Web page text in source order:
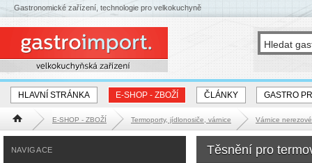
HLAVNÍ STRÁNKA E-SHOP - ZBOŽÍ ČLÁNKY GASTRO
Hlavní stránka E-SHOP - ZBOŽÍ Termoporty, jídlonosiče, várnice Várnice nerezové
Těsnění pro
NAVIGACE
Gastronomické zařízení, technologie pro velkokuchyně